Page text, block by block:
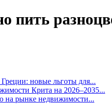
пить
новые льготы для...
Крита на 2026–2035...
на рынке недвижимости...